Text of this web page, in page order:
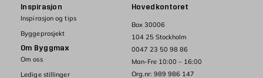
Hovedkontoret
Box 30006
104 25 Stockholm
0047 23 50 98 86
Man-Fre 10:00 – 16:00
Org.nr: 989 986 147
Inspirasjon
Inspirasjon og tips
Byggeprosjekt
Om Byggmax
Om oss
Ledige stillinger